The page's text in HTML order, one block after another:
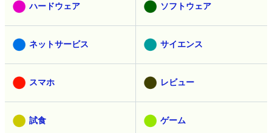
ハードウェア ソフトウェア
ネットサービス サイエンス
スマホ レビュー
試食 ゲーム